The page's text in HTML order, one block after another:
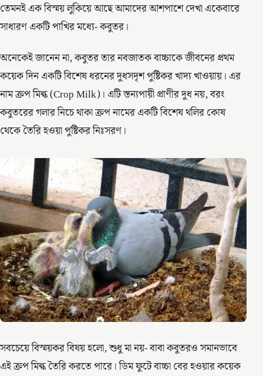
তেমনই এক বিস্ময় লুকিয়ে আছে আমাদের আশপাশে দেখা একেবারে
সাধারণ একটি পাখির মধ্যে- কবুতর।
অনেকেই জানেন না, কবুতর তার নবজাতক বাচ্চাকে জীবনের প্রথম
কয়েক দিন একটি বিশেষ ধরনের দুধসদৃশ পুষ্টিকর খাদ্য খাওয়ায়। এর
নাম ক্রপ মিল্ক (Crop Milk)। এটি স্তন্যপায়ী প্রাণীর দুধ নয়, বরং
কবুতরের গলার নিচে থাকা ক্রপ নামের একটি বিশেষ থলির কোষ
থেকে তৈরি হওয়া পুষ্টিকর নিঃসরণ।
সবচেয়ে বিস্ময়কর বিষয় হলো, শুধু মা নয়- বাবা কবুতরও সমানভাবে
এই ক্রপ মিল্ক তৈরি করতে পারে। ডিম ফুটে বাচ্চা বের হওয়ার কয়েক